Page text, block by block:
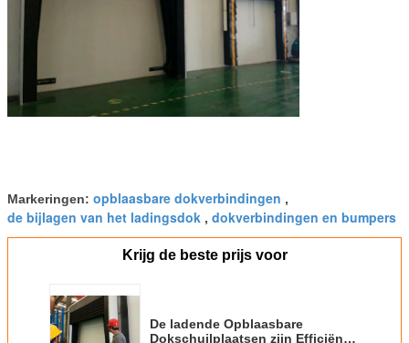
Markeringen: opblaasbare dokverbindingen ,
de bijlagen van het ladingsdok , dokverbindingen en bumpers
Krijg de beste prijs voor
De ladende Opblaasbare
Dokschuilplaatsen zijn Efficiënte